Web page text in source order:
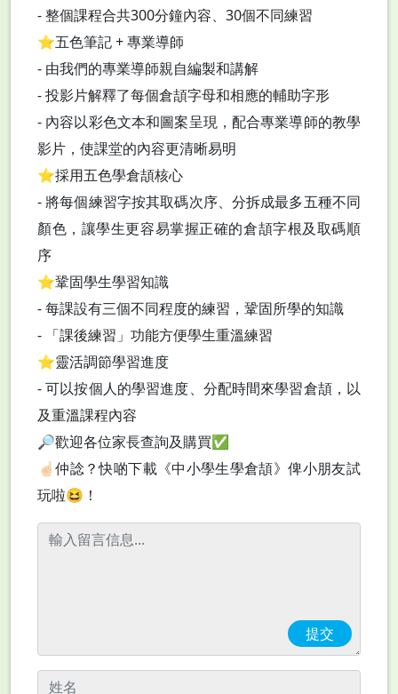
- 整個課程合共300分鐘內容、30個不同練習
⭐️五色筆記 + 專業導師
- 由我們的專業導師親自編製和講解
- 投影片解釋了每個倉頡字母和相應的輔助字形
- 內容以彩色文本和圖案呈現，配合專業導師的教學
影片，使課堂的內容更清晰易明
⭐️採用五色學倉頡核心
- 將每個練習字按其取碼次序、分拆成最多五種不同
顏色，讓學生更容易掌握正確的倉頡字根及取碼順
序
⭐️鞏固學生學習知識
- 每課設有三個不同程度的練習，鞏固所學的知識
- 「課後練習」功能方便學生重溫練習
⭐️靈活調節學習進度
- 可以按個人的學習進度、分配時間來學習倉頡，以
及重溫課程內容
🔎歡迎各位家長查詢及購買✅
☝🏻仲諗？快啲下載《中小學生學倉頡》俾小朋友試
玩啦😆！